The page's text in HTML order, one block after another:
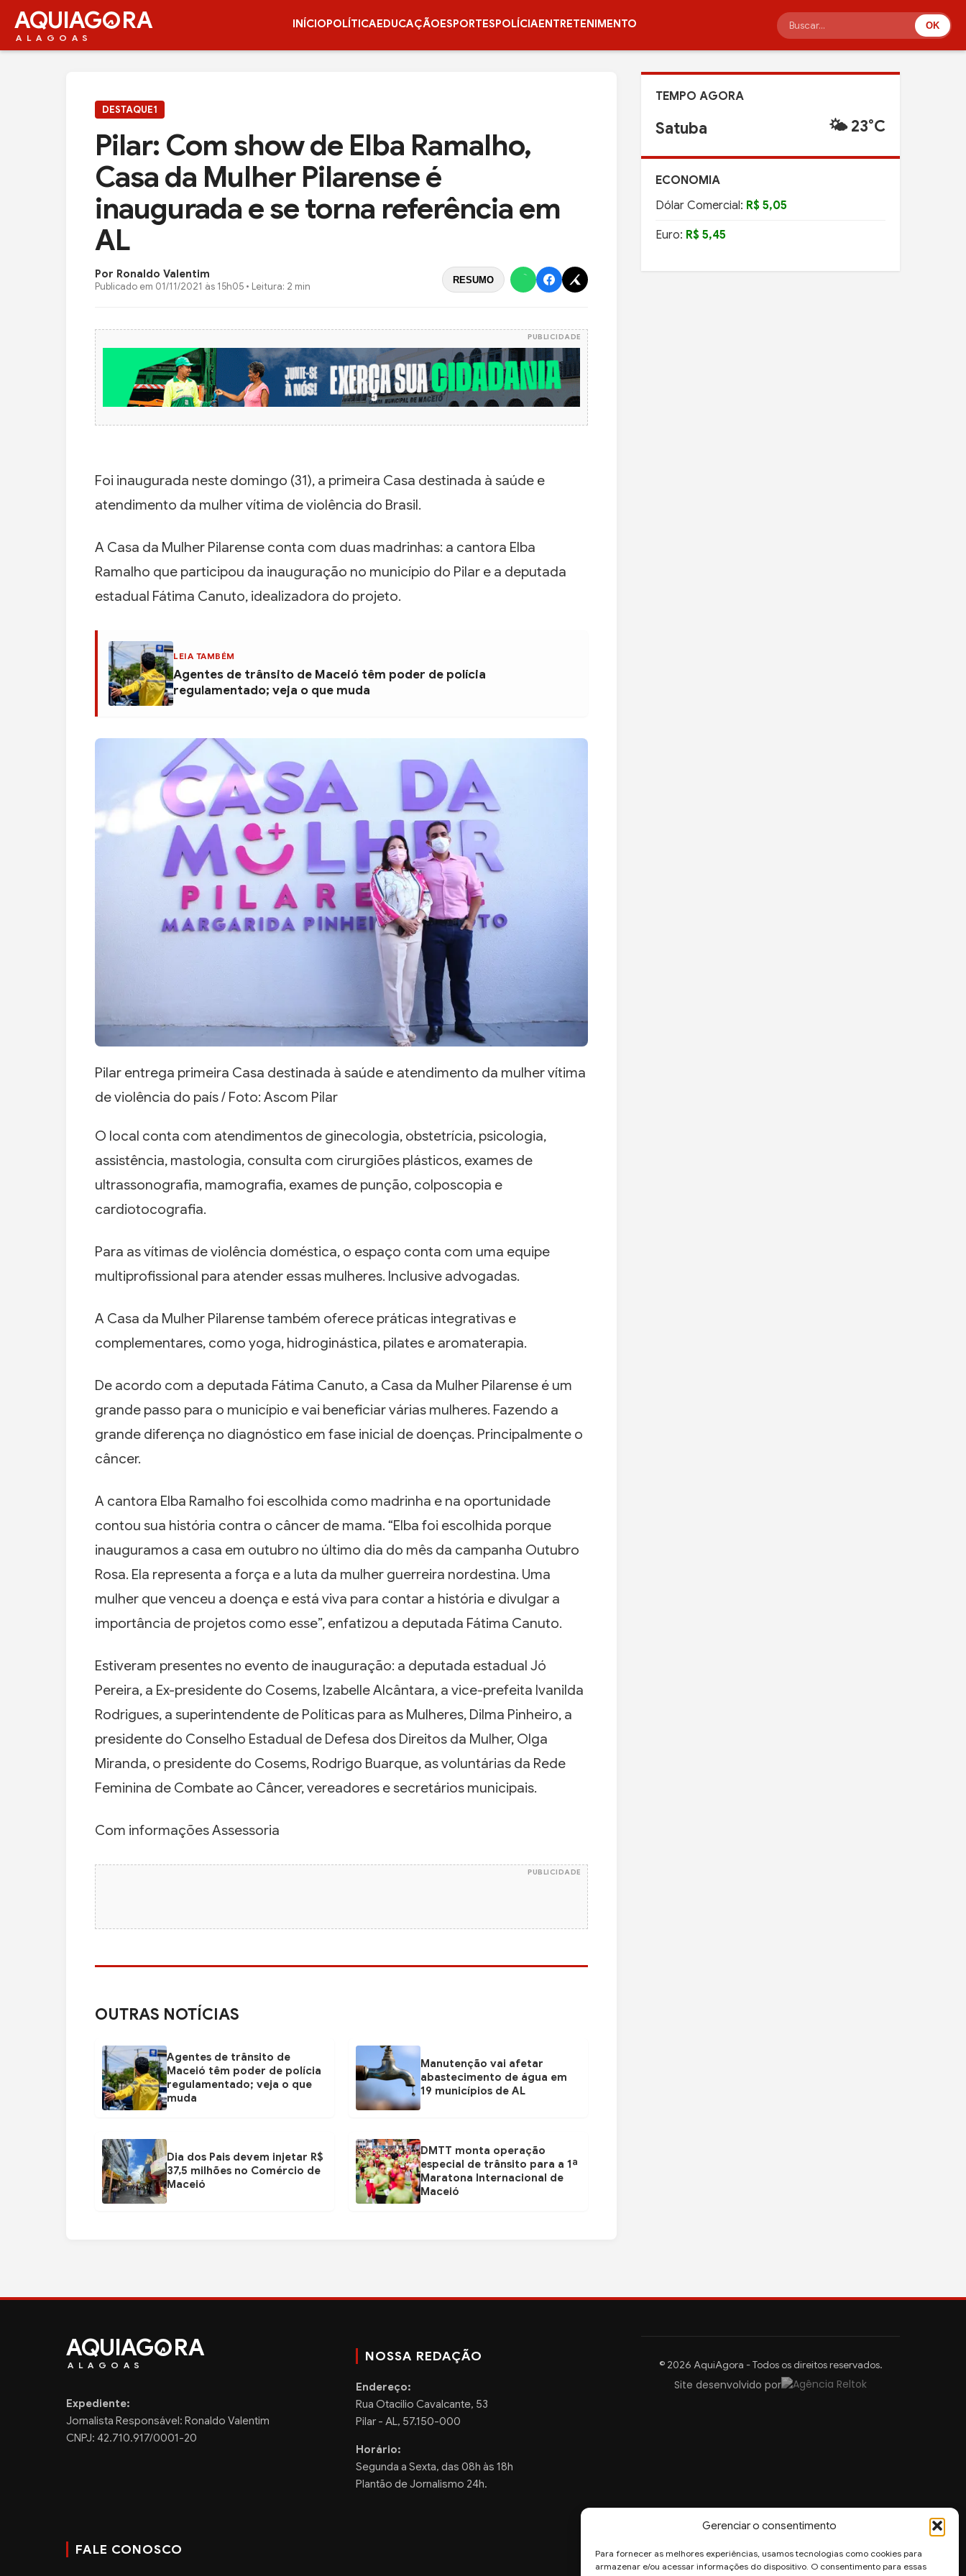
Gerenciar o consentimento
Para fornecer as melhores experiências, usamos tecnologias como cookies para
armazenar e/ou acessar informações do dispositivo. O consentimento para essas
AQUIAG RA
ALAGOAS
INÍCIOPOLÍTICAEDUCAÇÃOESPORTESPOLÍCIAENTRETENIMENTO OK
DESTAQUE1
Pilar: Com show de Elba Ramalho,
Casa da Mulher Pilarense é
inaugurada e se torna referência em
AL
Por Ronaldo Valentim
Publicado em 01/11/2021 às 15h05 • Leitura: 2 min
RESUMO
PUBLICIDADE
Foi inaugurada neste domingo (31), a primeira Casa destinada à saúde e
atendimento da mulher vítima de violência do Brasil.
A Casa da Mulher Pilarense conta com duas madrinhas: a cantora Elba
Ramalho que participou da inauguração no município do Pilar e a deputada
estadual Fátima Canuto, idealizadora do projeto.
LEIA TAMBÉM
Agentes de trânsito de Maceió têm poder de polícia
regulamentado; veja o que muda
Pilar entrega primeira Casa destinada à saúde e atendimento da mulher vítima
de violência do país / Foto: Ascom Pilar
O local conta com atendimentos de ginecologia, obstetrícia, psicologia,
assistência, mastologia, consulta com cirurgiões plásticos, exames de
ultrassonografia, mamografia, exames de punção, colposcopia e
cardiotocografia.
Para as vítimas de violência doméstica, o espaço conta com uma equipe
multiprofissional para atender essas mulheres. Inclusive advogadas.
A Casa da Mulher Pilarense também oferece práticas integrativas e
complementares, como yoga, hidroginástica, pilates e aromaterapia.
De acordo com a deputada Fátima Canuto, a Casa da Mulher Pilarense é um
grande passo para o município e vai beneficiar várias mulheres. Fazendo a
grande diferença no diagnóstico em fase inicial de doenças. Principalmente o
câncer.
A cantora Elba Ramalho foi escolhida como madrinha e na oportunidade
contou sua história contra o câncer de mama. “Elba foi escolhida porque
inauguramos a casa em outubro no último dia do mês da campanha Outubro
Rosa. Ela representa a força e a luta da mulher guerreira nordestina. Uma
mulher que venceu a doença e está viva para contar a história e divulgar a
importância de projetos como esse”, enfatizou a deputada Fátima Canuto.
Estiveram presentes no evento de inauguração: a deputada estadual Jó
Pereira, a Ex-presidente do Cosems, Izabelle Alcântara, a vice-prefeita Ivanilda
Rodrigues, a superintendente de Políticas para as Mulheres, Dilma Pinheiro, a
presidente do Conselho Estadual de Defesa dos Direitos da Mulher, Olga
Miranda, o presidente do Cosems, Rodrigo Buarque, as voluntárias da Rede
Feminina de Combate ao Câncer, vereadores e secretários municipais.
Com informações Assessoria
PUBLICIDADE
OUTRAS NOTÍCIAS
Agentes de trânsito de
Maceió têm poder de polícia
regulamentado; veja o que
muda
Manutenção vai afetar
abastecimento de água em
19 municípios de AL
Dia dos Pais devem injetar R$
37,5 milhões no Comércio de
Maceió
DMTT monta operação
especial de trânsito para a 1ª
Maratona Internacional de
Maceió
TEMPO AGORA
Satuba 🌤️ 23°C
ECONOMIA
Dólar Comercial: R$ 5,05
Euro: R$ 5,45
AQUIAG RA
ALAGOAS
Expediente:
Jornalista Responsável: Ronaldo Valentim
CNPJ: 42.710.917/0001-20
NOSSA REDAÇÃO
Endereço:
Rua Otacilio Cavalcante, 53
Pilar - AL, 57.150-000
Horário:
Segunda a Sexta, das 08h às 18h
Plantão de Jornalismo 24h.
FALE CONOSCO
© 2026 AquiAgora - Todos os direitos reservados.
Site desenvolvido por